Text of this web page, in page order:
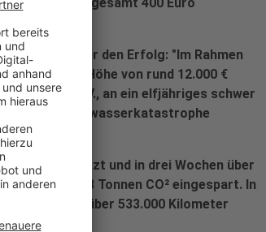
freut sich über den Erfolg: "Im Rahmen
Spenden in Höhe von rund 12.000 €
Aachen e. V., an ein elfjähriges schwer
von der Hochwasserkatastrophe
darf“.
Rad gesetzt und in drei Wochen über
mehr als 18 Tonnen CO² eingespart. In
Radfahrer über 533.000 Kilometer